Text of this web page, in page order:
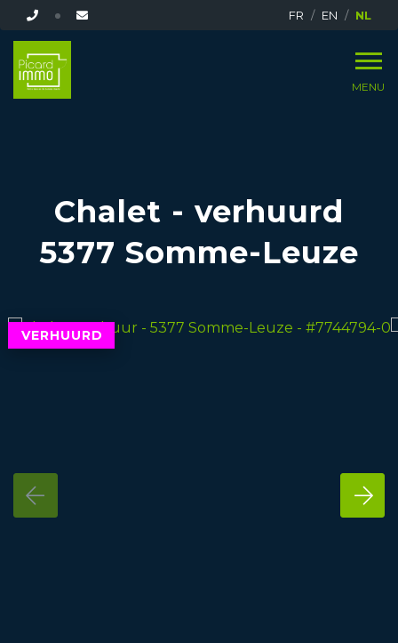
FR EN NL
MENU
Chalet - verhuurd
5377 Somme-Leuze
VERHUURD